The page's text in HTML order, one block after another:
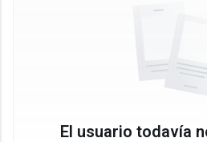
El usuario todavía